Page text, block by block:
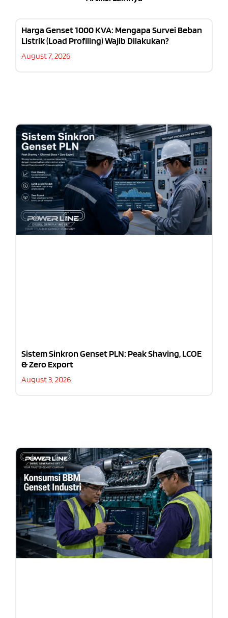
Harga Genset 1000 KVA: Mengapa Survei Beban
Listrik (Load Profiling) Wajib Dilakukan?
August 7, 2026
Sistem Sinkron Genset PLN: Peak Shaving, LCOE
& Zero Export
August 3, 2026